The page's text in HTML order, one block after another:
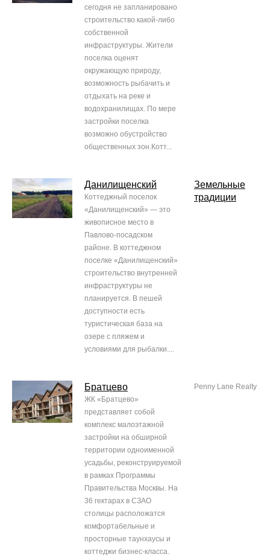
сегодня не запланировано
строительство какой-либо
собственной
инфраструктуры. Жители
поселка оценят
окружающую природу,
возможность рыбачить и
отдыхать на реке и
водохранилищах. По мере
застройки поселка
возможно обустройство
общественных зон.Котт...
Данилищенский
Коттеджный поселок
«Данилищенский» — это
живописное место в
Павлово-посадском
районе. В коттеджном
поселке «Данилищенский»
строительство внутренней
инфраструктуры не
планируется. В пешей
доступности есть
туристическая база на
озере с пляжем и
условиями для рыбалки....
Земельные
традиции
Братцево
ЖК «Братцево»
представляет собой
комплекс малоэтажной
застройки на обширной
территории одноименной
усадьбы, реконструируемой
в рамках Программы
Правительства Москвы. На
36 гектарах в СЗАО
столицы расположатся
комфортабельные и
просторные таунхаусы и
коттеджи бизнес-класса.
Penny Lane Realty